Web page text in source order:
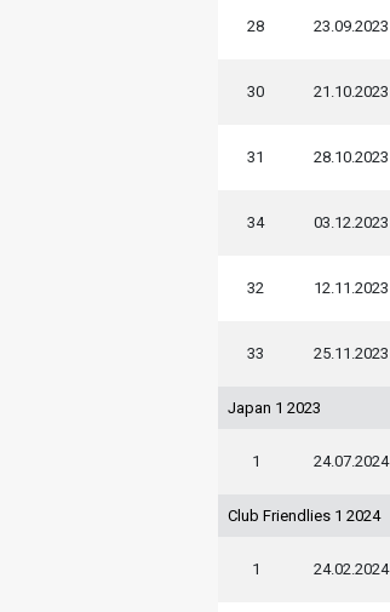
28 23.09.2023
30 21.10.2023
31 28.10.2023
34 03.12.2023
32 12.11.2023
33 25.11.2023
Japan 1 2023
1 24.07.2024
Club Friendlies 1 2024
1 24.02.2024